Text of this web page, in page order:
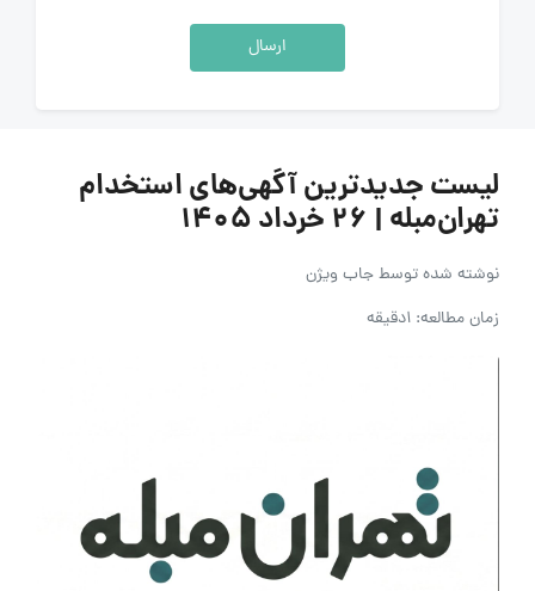
ارسال
لیست جدیدترین آگهی‌های استخدام
تهران‌مبله | ۲۶ خرداد ۱۴۰۵
نوشته شده توسطجاب ویژن
زمان مطالعه: 1دقیقه